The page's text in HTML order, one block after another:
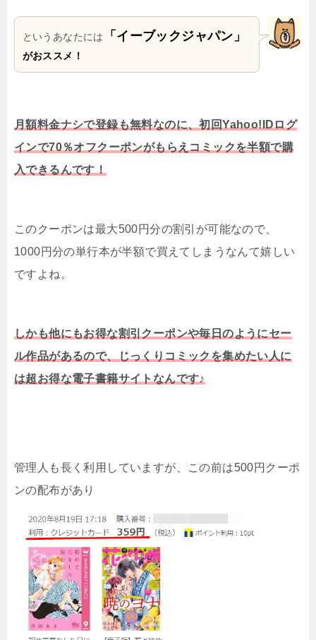
というあなたには 「イーブックジャパン」
がおススメ！
月額料金ナシで登録も無料なのに、初回Yahoo!IDログ
インで70％オフクーポンがもらえコミックを半額で購
入できるんです！
このクーポンは最大500円分の割引が可能なので、
1000円分の単行本が半額で買えてしまうなんて嬉しい
ですよね。
しかも他にもお得な割引クーポンや毎日のようにセー
ル作品があるので、じっくりコミックを集めたい人に
は超お得な電子書籍サイトなんです♪
管理人も長く利用していますが、この前は500円クーポ
ンの配布があり